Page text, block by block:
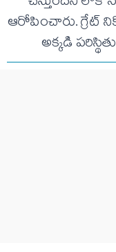
ఆరోపించారు. గ్రేట్
అక్కడి